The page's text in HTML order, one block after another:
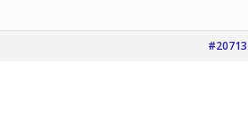
#20713